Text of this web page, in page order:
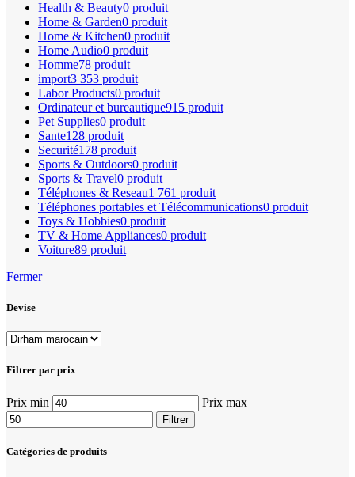
Health & Beauty0 produit
Home & Garden0 produit
Home & Kitchen0 produit
Home Audio0 produit
Homme78 produit
import3 353 produit
Labor Products0 produit
Ordinateur et bureautique915 produit
Pet Supplies0 produit
Sante128 produit
Securité178 produit
Sports & Outdoors0 produit
Sports & Travel0 produit
Téléphones & Reseau1 761 produit
Téléphones portables et Télécommunications0 produit
Toys & Hobbies0 produit
TV & Home Appliances0 produit
Voiture89 produit
Fermer
Devise
Filtrer par prix
Prix min Prix max
Filtrer
Catégories de produits